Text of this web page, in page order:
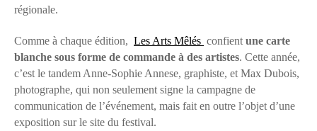
régionale.
Comme à chaque édition, Les Arts Mêlés confient une carte
blanche sous forme de commande à des artistes. Cette année,
c’est le tandem Anne-Sophie Annese, graphiste, et Max Dubois,
photographe, qui non seulement signe la campagne de
communication de l’événement, mais fait en outre l’objet d’une
exposition sur le site du festival.